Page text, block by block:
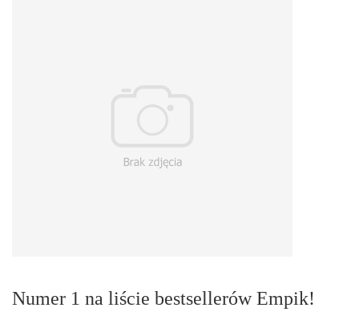
Numer 1 na liście bestsellerów Empik!